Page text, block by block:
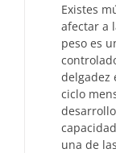
Existes
afectar a
peso es
delgadez
ciclo
una de